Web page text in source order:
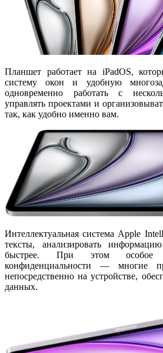
Планшет работает на iPadOS,
систему окон и удобную
одновременно работать с
управлять проектами и
так, как удобно именно вам.
Интеллектуальная система Apple
тексты, анализировать
быстрее. При этом особое
конфиденциальности — многие
непосредственно на устройстве,
данных.